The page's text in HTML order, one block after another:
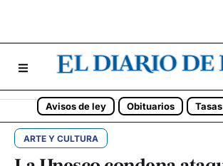
Avisos de ley Obituarios
ARTE Y CULTURA